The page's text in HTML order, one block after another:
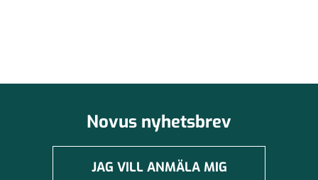
Novus nyhetsbrev
JAG VILL ANMÄLA MIG